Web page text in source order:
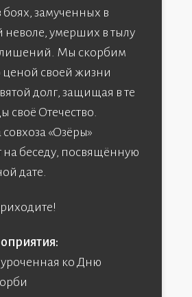
замученных в
неволе, умерших в тылу
лишений. Мы скорбим
ценой своей жизни
долг, защищая в те
своё Отечество.
«Озёры»
на беседу, посвящённую
дате.
ко Дню